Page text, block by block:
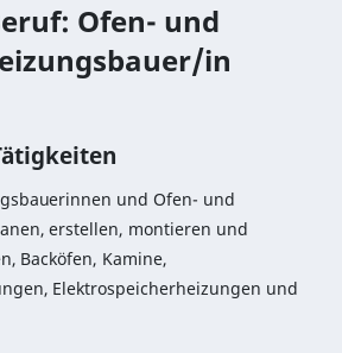
Ofen- und
in
und Ofen- und
erstellen, montieren und
Backöfen, Kamine,
Elektrospeicherheizungen und